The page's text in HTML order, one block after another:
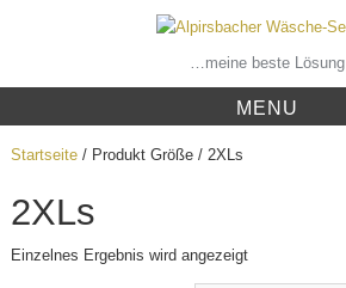
…meine beste Lösung
MENU
Startseite/ Produkt Größe / 2XLs
2XLs
Einzelnes Ergebnis wird angezeigt